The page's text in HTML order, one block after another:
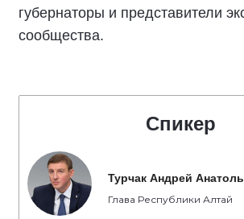
губернаторы и представители
сообщества.
Спикер
Турчак Андрей
Глава Республики Алтай